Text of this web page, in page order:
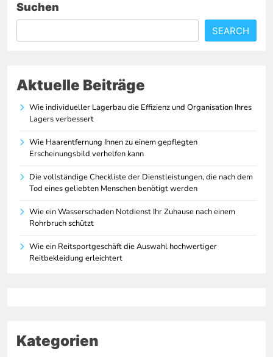
Suchen
SEARCH
Aktuelle Beiträge
Wie individueller Lagerbau die Effizienz und Organisation Ihres
Lagers verbessert
Wie Haarentfernung Ihnen zu einem gepflegten
Erscheinungsbild verhelfen kann
Die vollständige Checkliste der Dienstleistungen, die nach dem
Tod eines geliebten Menschen benötigt werden
Wie ein Wasserschaden Notdienst Ihr Zuhause nach einem
Rohrbruch schützt
Wie ein Reitsportgeschäft die Auswahl hochwertiger
Reitbekleidung erleichtert
Kategorien